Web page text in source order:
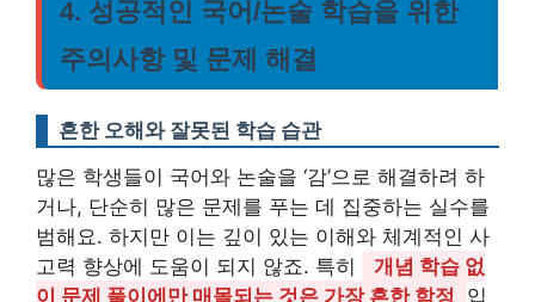
4. 성공적인 국어/논술 학습을 위한
주의사항 및 문제 해결
흔한 오해와 잘못된 학습 습관
많은 학생들이 국어와 논술을 ‘감’으로 해결하려 하
거나, 단순히 많은 문제를 푸는 데 집중하는 실수를
범해요. 하지만 이는 깊이 있는 이해와 체계적인 사
고력 향상에 도움이 되지 않죠. 특히
개념 학습 없
이 문제 풀이에만 매몰되는 것은 가장 흔한 함정 입